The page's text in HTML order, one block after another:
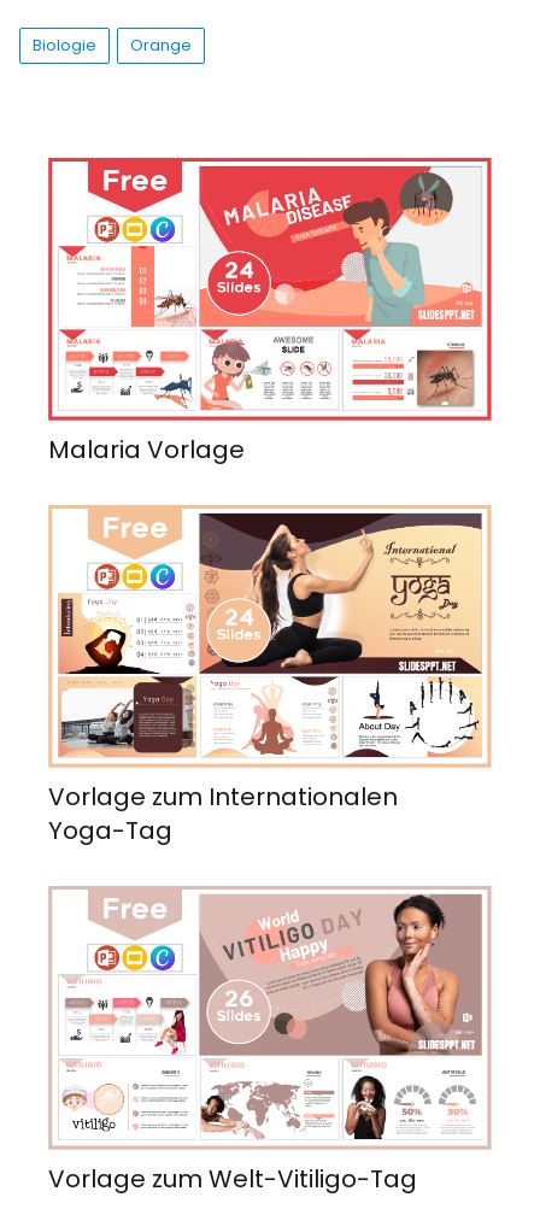
Biologie Orange
Malaria Vorlage
Vorlage zum Internationalen
Yoga-Tag
Vorlage zum Welt-Vitiligo-Tag